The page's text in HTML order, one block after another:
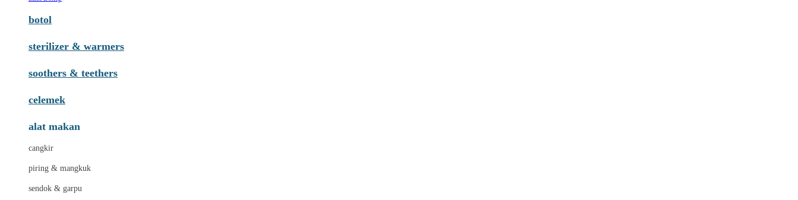
botol
sterilizer & warmers
soothers & teethers
celemek
alat makan
cangkir
piring & mangkuk
sendok & garpu